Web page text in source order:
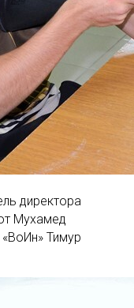
директора
Мухамед
Тимур